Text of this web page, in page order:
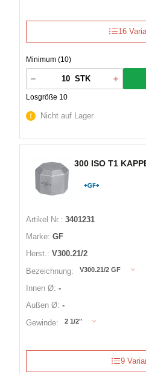
16
Minimum (10)
STK
Losgröße 10
Nicht auf Lager
300 ISO T1
Artikel Nr.: 3401231
Marke: GF
Herst.: V300.21/2
Bezeichnung:
V300.21/2 GF
Innen Ø: -
Außen Ø: -
Gewinde:
2 1/2"
9